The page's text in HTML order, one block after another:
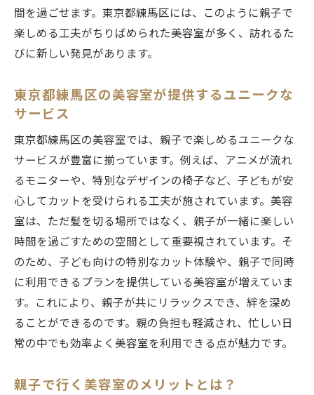
初めての美容室体験を成功させるコツ
練馬区の美容室で初めてのカットを楽しむ
親子で過ごす楽しい時間東京都練馬区の美容室
美容室で親子の絆を深める方法
親子で楽しむための美容室の選び方
美容室での親子の時間を充実させるサービ
ス
親子で一緒に行ける美容室の魅力
親子で楽しむ美容室での時間の過ごし方
東京都練馬区で見つける親子で安心の美容室
安心して通える美容室の選び方
親子で安心できる美容室の特徴
練馬区で信頼のおける美容室を見つける
親子で安心して訪れる美容室探し
間を過ごせます。東京都練馬区には、このように親子で
楽しめる工夫がちりばめられた美容室が多く、訪れるた
びに新しい発見があります。
東京都練馬区の美容室が提供するユニークな
サービス
東京都練馬区の美容室では、親子で楽しめるユニークな
サービスが豊富に揃っています。例えば、アニメが流れ
るモニターや、特別なデザインの椅子など、子どもが安
心してカットを受けられる工夫が施されています。美容
室は、ただ髪を切る場所ではなく、親子が一緒に楽しい
時間を過ごすための空間として重要視されています。そ
のため、子ども向けの特別なカット体験や、親子で同時
に利用できるプランを提供している美容室が増えていま
す。これにより、親子が共にリラックスでき、絆を深め
ることができるのです。親の負担も軽減され、忙しい日
常の中でも効率よく美容室を利用できる点が魅力です。
親子で行く美容室のメリットとは？